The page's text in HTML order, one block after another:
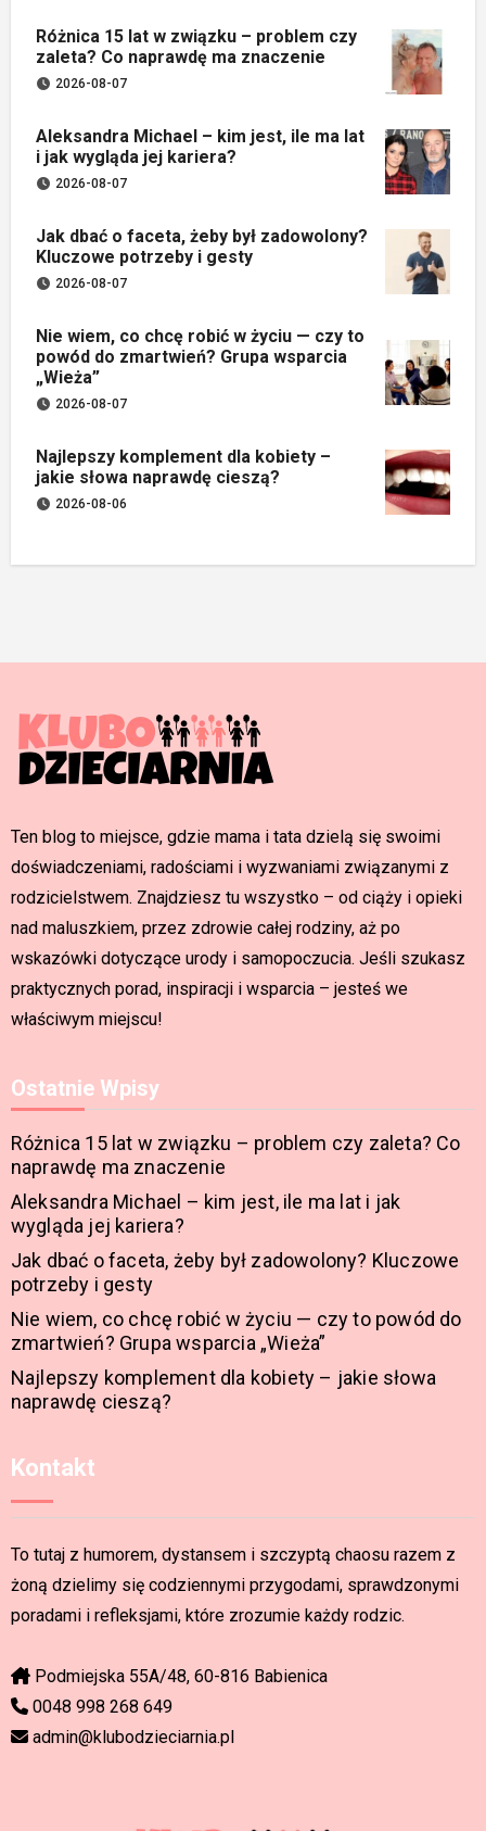
Różnica 15 lat w związku – problem czy
zaleta? Co naprawdę ma znaczenie
2026-08-07
Aleksandra Michael – kim jest, ile ma lat
i jak wygląda jej kariera?
2026-08-07
Jak dbać o faceta, żeby był zadowolony?
Kluczowe potrzeby i gesty
2026-08-07
Nie wiem, co chcę robić w życiu — czy to
powód do zmartwień? Grupa wsparcia
„Wieża”
2026-08-07
Najlepszy komplement dla kobiety –
jakie słowa naprawdę cieszą?
2026-08-06
Ten blog to miejsce, gdzie mama i tata dzielą się swoimi
doświadczeniami, radościami i wyzwaniami związanymi z
rodzicielstwem. Znajdziesz tu wszystko – od ciąży i opieki
nad maluszkiem, przez zdrowie całej rodziny, aż po
wskazówki dotyczące urody i samopoczucia. Jeśli szukasz
praktycznych porad, inspiracji i wsparcia – jesteś we
właściwym miejscu!
Ostatnie Wpisy
Różnica 15 lat w związku – problem czy zaleta? Co
naprawdę ma znaczenie
Aleksandra Michael – kim jest, ile ma lat i jak
wygląda jej kariera?
Jak dbać o faceta, żeby był zadowolony? Kluczowe
potrzeby i gesty
Nie wiem, co chcę robić w życiu — czy to powód do
zmartwień? Grupa wsparcia „Wieża”
Najlepszy komplement dla kobiety – jakie słowa
naprawdę cieszą?
Kontakt
To tutaj z humorem, dystansem i szczyptą chaosu razem z
żoną dzielimy się codziennymi przygodami, sprawdzonymi
poradami i refleksjami, które zrozumie każdy rodzic.
Podmiejska 55A/48, 60-816 Babienica
0048 998 268 649
admin@klubodzieciarnia.pl